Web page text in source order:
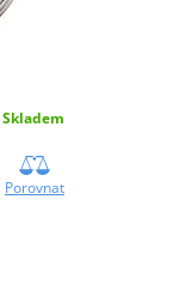
Skladem
Porovnat